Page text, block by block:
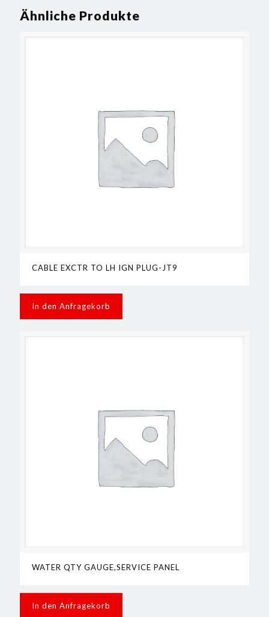
Ähnliche Produkte
CABLE EXCTR TO LH IGN PLUG-JT9
In den Anfragekorb
WATER QTY GAUGE,SERVICE PANEL
In den Anfragekorb